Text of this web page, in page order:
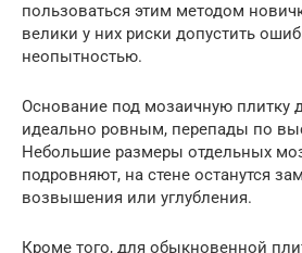
пользоваться этим методом
велики у них риски допустить
неопытностью.
Основание под мозаичную плитку
идеально ровным, перепады по
Небольшие размеры отдельных
подровняют, на стене останутся
возвышения или углубления.
Кроме того, для обыкновенной